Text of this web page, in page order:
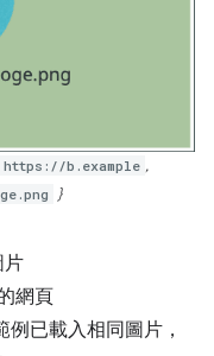
https://b.example ,
}
片
網頁
例已載入相同圖片，